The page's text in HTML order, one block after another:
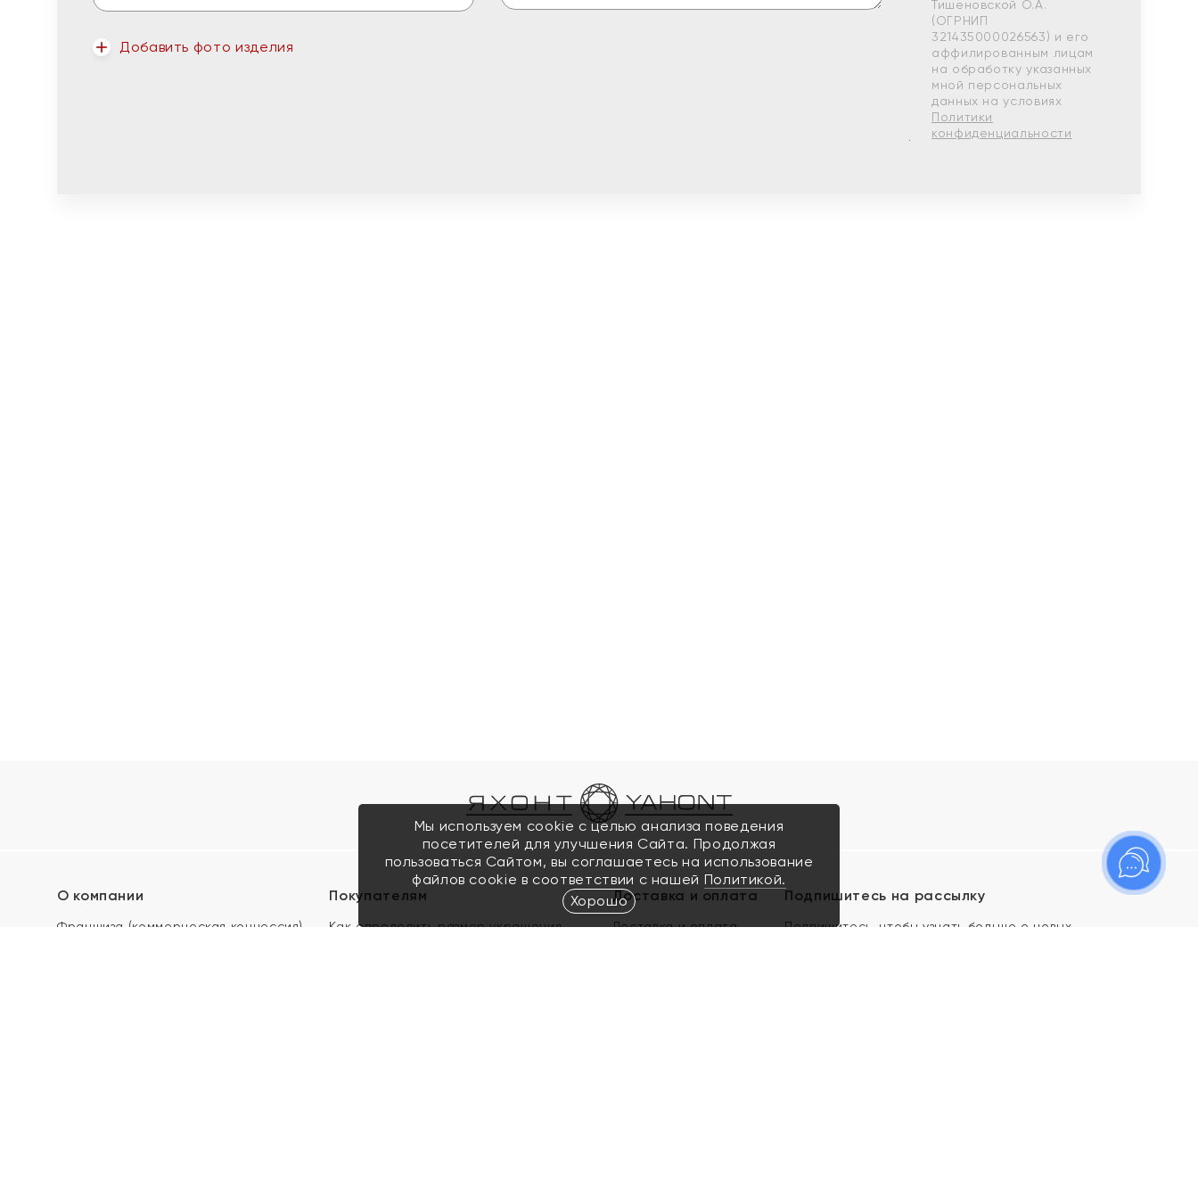
Добавить фото изделия
Тишеновской О.А.
(ОГРНИП
321435000026563) и его
аффилированным лицам
на обработку указанных
мной персональных
данных на условиях
Политики
конфиденциальности
О компании
Франшиза (коммерческая концессия)
Покупателям
Как определить размер украшения
Доставка и оплата
Доставка и оплата
Подпишитесь на рассылку
Подпишитесь, чтобы узнать больше о новых
Мы используем cookie с целью анализа поведения
посетителей для улучшения Сайта. Продолжая
пользоваться Сайтом, вы соглашаетесь на использование
файлов cookie в соответствии с нашей Политикой.
Хорошо